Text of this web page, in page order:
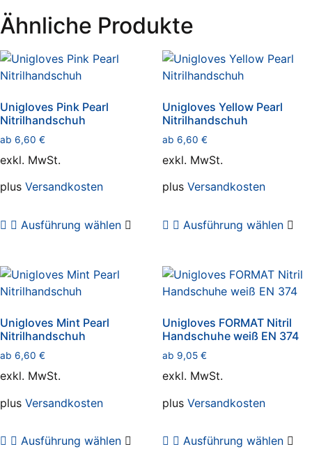
Menge
Ähnliche Produkte
Unigloves Pink Pearl
Nitrilhandschuh
ab 6,60 €
exkl. MwSt.
plus Versandkosten
Ausführung wählen
Produkt
mehrere
Varianten
Optionen
Produktseite
gewählt
Unigloves Yellow Pearl
Nitrilhandschuh
ab 6,60 €
exkl. MwSt.
plus Versandkosten
Ausführung wählen
auf.
Unigloves Mint Pearl
Nitrilhandschuh
ab 6,60 €
exkl. MwSt.
plus Versandkosten
Ausführung wählen
Produkt
Unigloves FORMAT Nitril
Handschuhe weiß EN 374
ab 9,05 €
exkl. MwSt.
plus Versandkosten
Ausführung wählen